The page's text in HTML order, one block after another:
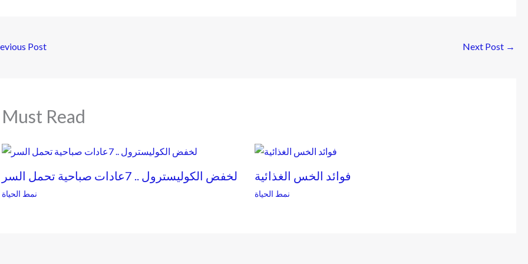
Post Next Post →
Must Read
لخفض الكوليسترول .. 7عادات صباحية تحمل السر
نمط الحياة
فوائد الخس الغذائية
نمط الحياة